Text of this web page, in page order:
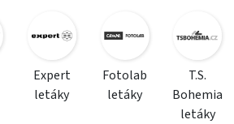
Expert
letáky
Fotolab
letáky
T.S.
Bohemia
letáky